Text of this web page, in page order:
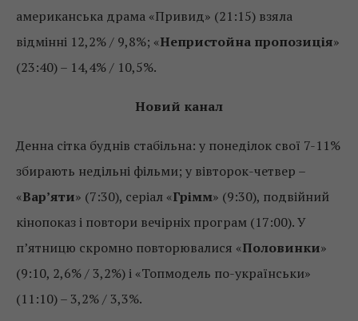
американська драма «Привид» (21:15) взяла
відмінні 12,2% / 9,8%; «Непристойна пропозиція»
(23:40) – 14,4% / 10,5%.
Новий канал
Денна сітка буднів стабільна: у понеділок свої 7-11%
збирають недільні фільми; у вівторок-четвер –
«Вар’яти» (7:30), серіал «Грімм» (9:30), подвійний
кінопоказ і повтори вечірніх програм (17:00). У
п’ятницю скромно повторювалися «Половинки»
(9:10, 2,6% / 3,2%) і «Топмодель по-українськи»
(11:10) – 3,2% / 3,3%.